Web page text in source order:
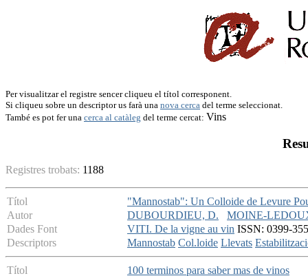
Per visualitzar el registre sencer cliqueu el títol corresponent.
Si cliqueu sobre un descriptor us farà una nova cerca del terme seleccionat.
També es pot fer una cerca al catàleg del terme cercat: Vins
Registres trobats: 1188
Títol
"Mannostab": Un Colloide de Levure
Autor
DUBOURDIEU, D.
MOINE-
Dades Font
VITI. De la vigne au vin ISSN: 0399-
Descriptors
Mannostab Col.loide Llevats
Títol
100 terminos para saber mas de vinos